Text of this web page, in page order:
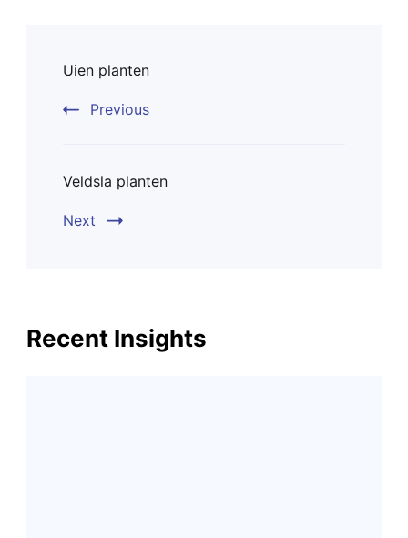
Navigation
Uien planten
Previous
Veldsla planten
Next
Recent Insights